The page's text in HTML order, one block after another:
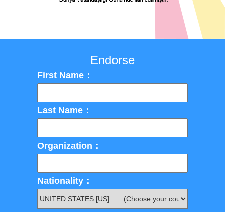
Endorse
First Name：
Last Name：
Organization：
Nationality：